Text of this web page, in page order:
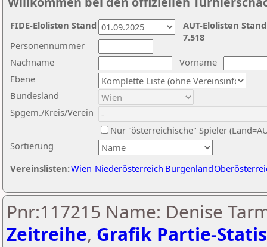
Nachname
Vorname
Ebene
Sortierung
Personennummer
Bundesland
Spgem./Kreis/Verein
Nur "österreichische" Spieler
Vereinslisten:Wien Niederösterreich Burgenland
AUT-Elolisten
7.518
FIDE-Elolisten Stand
Pnr:117215 Name: Denise
Zeitreihe, Grafik Partie-